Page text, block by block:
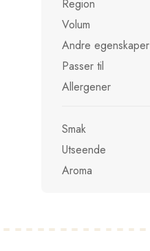
Region
Volum
Andre egenskaper
Passer til
Allergener
Smak
Utseende
Aroma